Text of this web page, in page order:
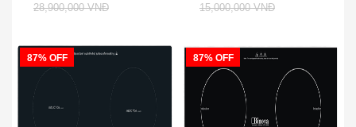
28,900,000 VNĐ 15,000,000 VNĐ
87% OFF 87% OFF